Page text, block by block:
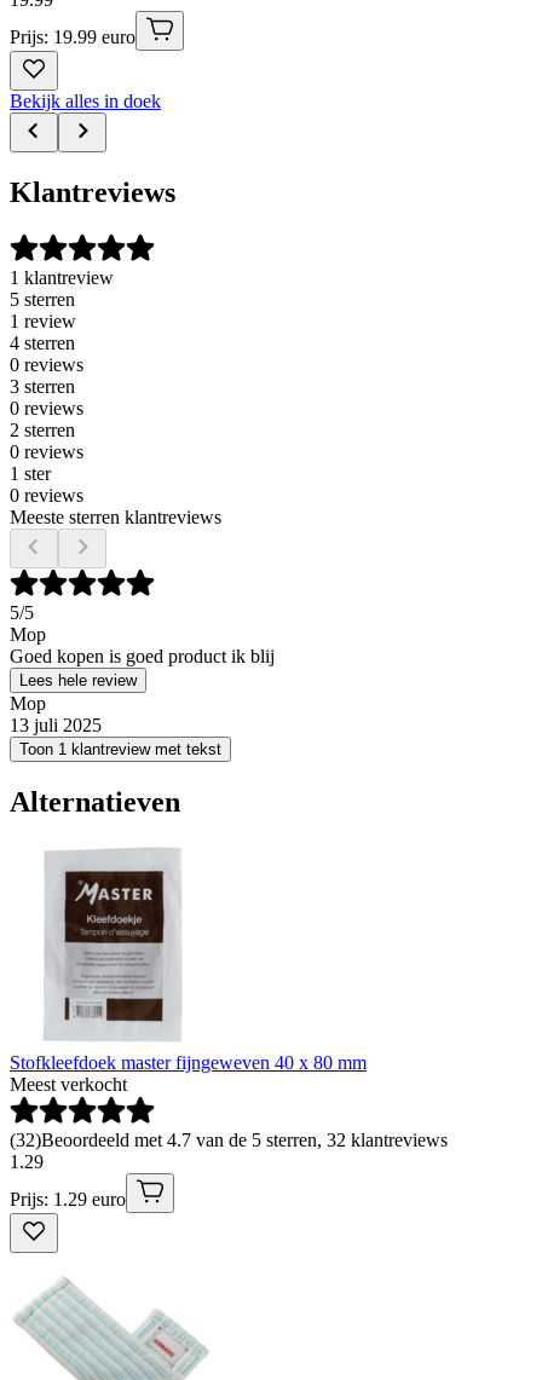
Prijs: 19.99 euro
Bekijk alles in doek
Klantreviews
1 klantreview
5 sterren
1 review
4 sterren
0 reviews
3 sterren
0 reviews
2 sterren
0 reviews
1 ster
0 reviews
Meeste sterren klantreviews
5/5
Mop
Goed kopen is goed product ik blij
Lees hele review
Mop
13 juli 2025
Toon 1 klantreview met tekst
Alternatieven
Stofkleefdoek master fijngeweven 40 x 80 mm
Meest verkocht
(32)Beoordeeld met 4.7 van de 5 sterren, 32 klantreviews
1.29
Prijs: 1.29 euro